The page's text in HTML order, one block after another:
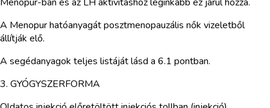
A Menopur hatóanyagát posztmenopauzális nők vizeletből
állítják elő.
A segédanyagok teljes listáját lásd a 6.1 pontban.
3. GYÓGYSZERFORMA